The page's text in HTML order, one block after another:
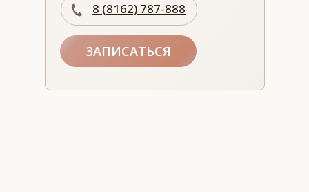
ЗАПИСАТЬСЯ
8 (8162) 787-888